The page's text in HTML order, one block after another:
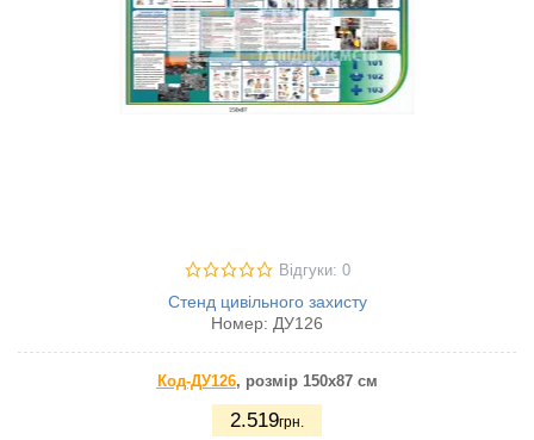
Відгуки: 0
Стенд цивільного захисту
Номер: ДУ126
Код-ДУ126, розмір 150х87 см
2.519грн.